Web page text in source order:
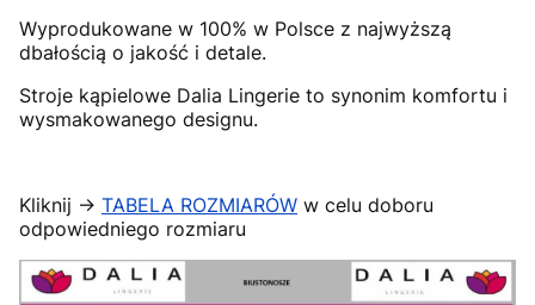
Wyprodukowane w 100% w Polsce z najwyższą
dbałością o jakość i detale.
Stroje kąpielowe Dalia Lingerie to synonim komfortu i
wysmakowanego designu.
Kliknij -> TABELA ROZMIARÓW w celu doboru
odpowiedniego rozmiaru